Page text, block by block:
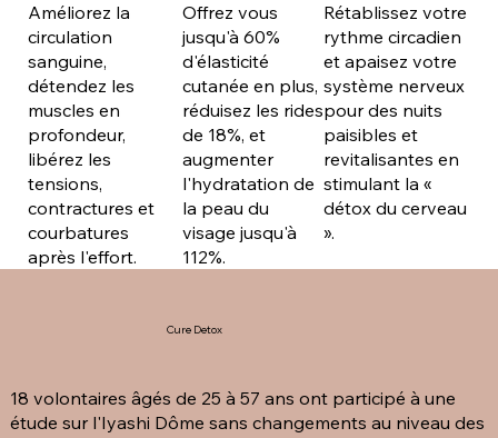
Améliorez la
circulation
sanguine,
détendez les
muscles en
profondeur,
libérez les
tensions,
contractures et
courbatures
après l'effort.
Offrez vous
jusqu'à 60%
d'élasticité
cutanée en plus,
réduisez les rides
de 18%, et
augmenter
l'hydratation de
la peau du
visage jusqu'à
112%.
Rétablissez votre
rythme circadien
et apaisez votre
système nerveux
pour des nuits
paisibles et
revitalisantes en
stimulant la «
détox du cerveau
».
Cure Detox
18 volontaires âgés de 25 à 57 ans ont participé à une
étude sur l'Iyashi Dôme sans changements au niveau des